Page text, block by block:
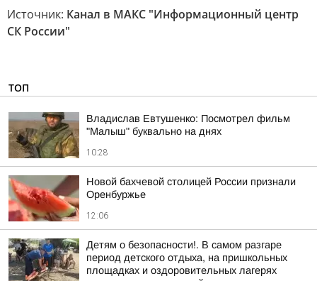
Источник: Канал в МАКС "Информационный центр
СК России"
ТОП
Владислав Евтушенко: Посмотрел фильм
"Малыш" буквально на днях
10:28
Новой бахчевой столицей России признали
Оренбуржье
12:06
Детям о безопасности!. В самом разгаре
период детского отдыха, на пришкольных
площадках и оздоровительных лагерях